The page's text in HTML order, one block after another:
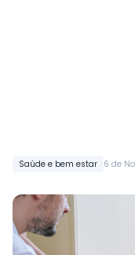
Saúde e bem estar 6 de